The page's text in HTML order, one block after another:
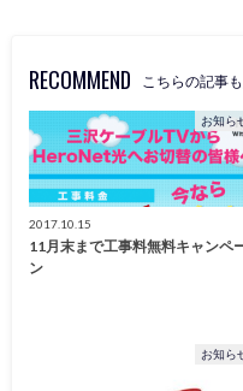
RECOMMEND こちらの記事も
お知ら
2017.10.15
11月末まで工事料無料キャンペ
ン
お知ら